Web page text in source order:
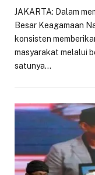
JAKARTA: Dalam
Besar Keagamaan
konsisten
masyarakat melalui
satunya…